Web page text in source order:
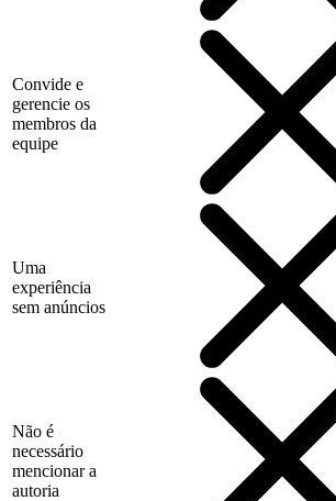
Convide e
gerencie os
membros da
equipe
Uma
experiência
sem anúncios
Não é
necessário
mencionar a
autoria